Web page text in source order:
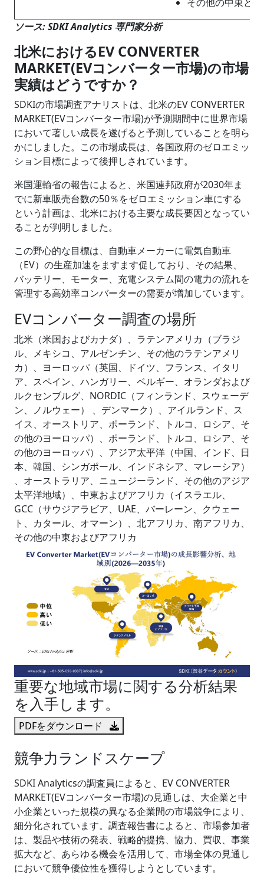
ソース: SDKI Analytics 専門家分析
北米におけるEV CONVERTER
MARKET(EVコンバーター市場)の市場
実績はどうですか？
SDKIの市場調査アナリストは、北米のEV CONVERTER
MARKET(EVコンバーター市場)が予測期間中に世界市場
において著しい成長を遂げると予測していることを明ら
かにしました。この市場成長は、各国政府のゼロエミッ
ション目標によって後押しされています。
米国運輸省の報告によると、米国連邦政府が2030年ま
でに新車販売台数の50％をゼロエミッション車にする
という計画は、北米における主要な成長要因となってい
ることが判明しました。
この野心的な目標は、自動車メーカーに電気自動車
（EV）の生産加速をますます促しており、その結果、
バッテリー、モーター、充電システム間の電力の流れを
管理する高効率コンバーターの需要が増加しています。
EVコンバーター調査の場所
北米（米国およびカナダ）、ラテンアメリカ（ブラジ
ル、メキシコ、アルゼンチン、その他のラテンアメリ
カ）、ヨーロッパ（英国、ドイツ、フランス、イタリ
ア、スペイン、ハンガリー、ベルギー、オランダおよび
ルクセンブルグ、NORDIC（フィンランド、スウェーデ
ン、ノルウェー） 、デンマーク）、アイルランド、ス
イス、オーストリア、ポーランド、トルコ、ロシア、そ
の他のヨーロッパ）、ポーランド、トルコ、ロシア、そ
の他のヨーロッパ）、アジア太平洋（中国、インド、日
本、韓国、シンガポール、インドネシア、マレーシア）
、オーストラリア、ニュージーランド、その他のアジア
太平洋地域）、中東およびアフリカ（イスラエル、
GCC（サウジアラビア、UAE、バーレーン、クウェー
ト、カタール、オマーン）、北アフリカ、南アフリカ、
その他の中東およびアフリカ
重要な地域市場に関する分析結果
を入手します。
PDFをダウンロード
競争力ランドスケープ
SDKI Analyticsの調査員によると、EV CONVERTER
MARKET(EVコンバーター市場)の見通しは、大企業と中
小企業といった規模の異なる企業間の市場競争により、
細分化されています。調査報告書によると、市場参加者
は、製品や技術の発表、戦略的提携、協力、買収、事業
拡大など、あらゆる機会を活用して、市場全体の見通し
において競争優位性を獲得しようとしています。